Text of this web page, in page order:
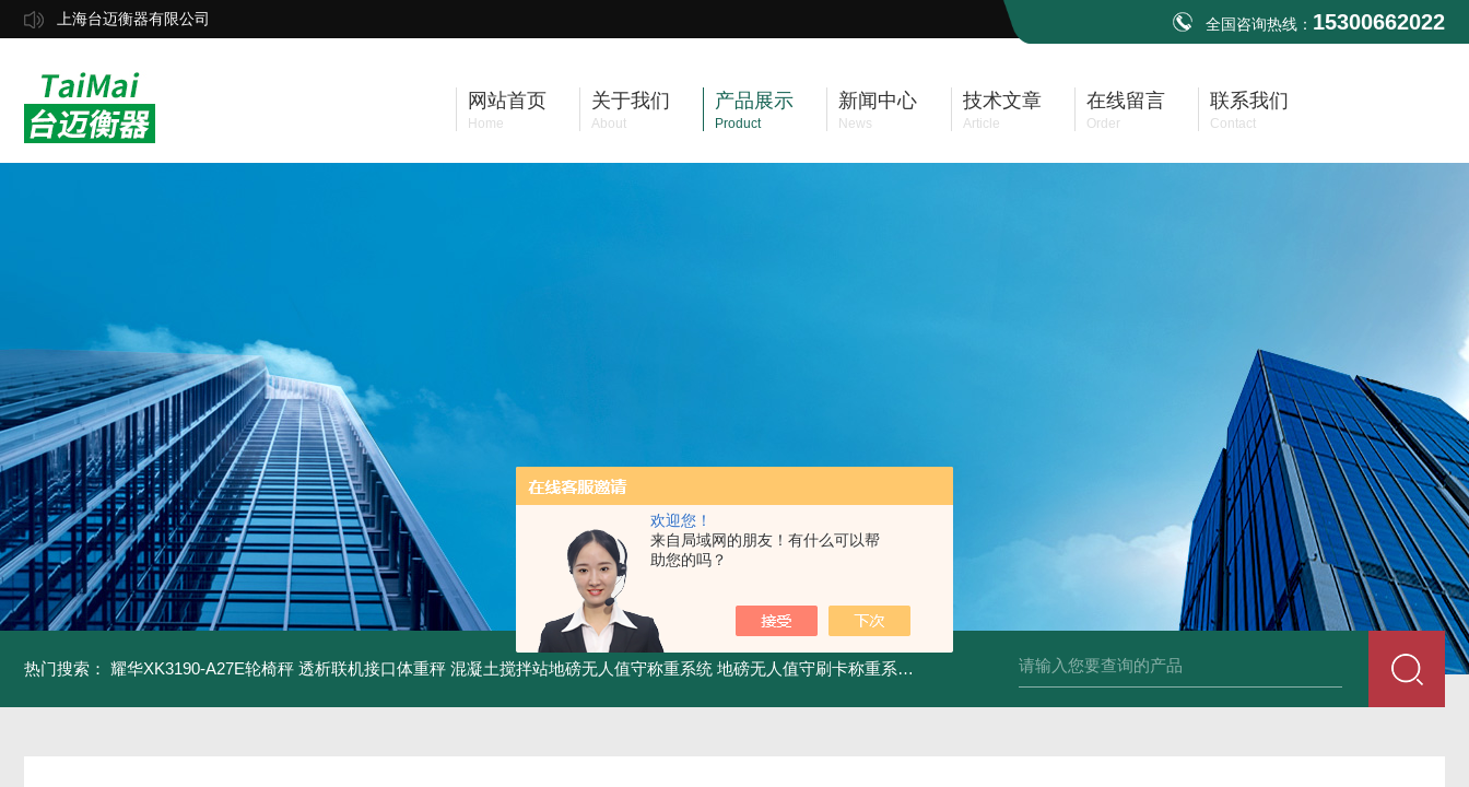
欢迎您！
来自局域网的朋友！有什么可以帮
助您的吗？
上海台迈衡器有限公司 全国咨询热线： 15300662022
网站首页
Home
关于我们
About
产品展示
Product
新闻中心
News
技术文章
Article
在线留言
Order
联系我们
Contact
热门搜索： 耀华XK3190-A27E轮椅秤 透析联机接口体重秤 混凝土搅拌站地磅无人值守称重系统 地磅无人值守刷卡称重系统 SCS食品厂不锈钢电子地磅 3吨可冲洗电子平台秤 带检重报警输送线75kg